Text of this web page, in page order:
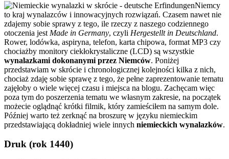
Niemcy
to kraj wynalazców i innowacyjnych rozwiązań. Czasem nawet nie
zdajemy sobie sprawy z tego, ile rzeczy z naszego codziennego
otoczenia jest Made in Germany, czyli Hergestellt in Deutschland.
Rower, lodówka, aspiryna, telefon, karta chipowa, format MP3 czy
chociażby monitory ciekłokrystaliczne (LCD) są wszystkie
wynalazkami dokonanymi przez Niemców. Poniżej
przedstawiam w skrócie i chronologicznej kolejności kilka z nich,
chociaż zdaję sobie sprawę z tego, że pełne zaprezentowanie tematu
zajęłoby o wiele więcej czasu i miejsca na blogu. Zachęcam więc
poza tym do poszerzenia tematu we własnym zakresie, na początek
możecie oglądnąć krótki filmik, który zamieściłem na samym dole.
Później warto też zerknąć na broszurę w języku niemieckim
przedstawiającą dokładniej wiele innych niemieckich wynalazków.
Druk (rok 1440)